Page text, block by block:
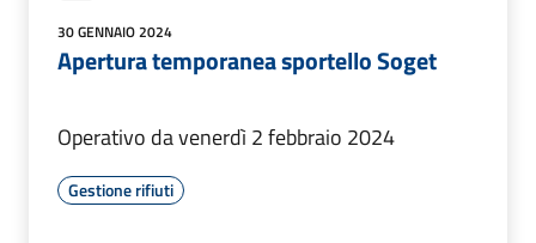
30 GENNAIO 2024
Apertura temporanea sportello Soget
Operativo da venerdì 2 febbraio 2024
Gestione rifiuti